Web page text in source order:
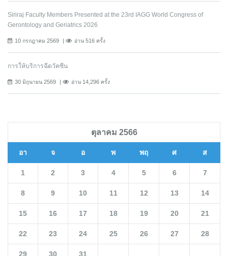
Siriraj Faculty Members Presented at the 23rd IAGG World Congress of
Gerontology and Geriatrics 2026
10 กรกฎาคม 2569 อ่าน 516 ครั้ง
การให้บริการฉีดวัคซีน
30 มิถุนายน 2569 อ่าน 14,296 ครั้ง
ตุลาคม 2566
อา จ อ พ พฤ ศ ส
1 2 3 4 5 6 7
8 9 10 11 12 13 14
15 16 17 18 19 20 21
22 23 24 25 26 27 28
29 30 31